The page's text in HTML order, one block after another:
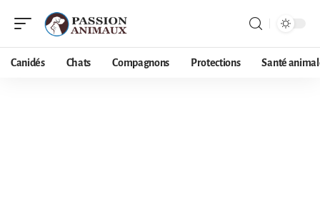
Canidés Chats Compagnons Protections Santé